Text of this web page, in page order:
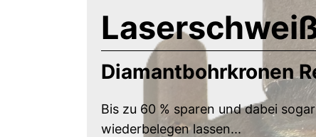
Diamantbohrkronen
Bis zu 60 % sparen und dabei
wiederbelegen lassen...